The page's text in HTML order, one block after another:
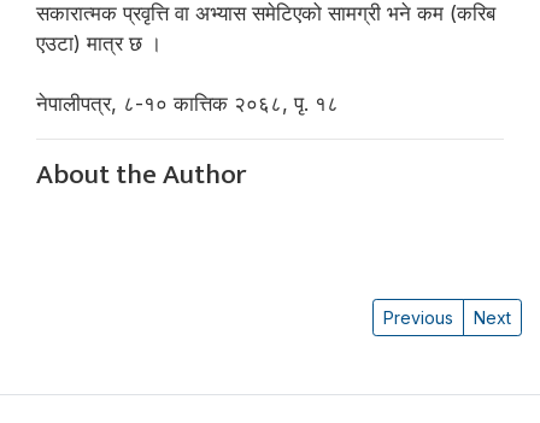
सकारात्मक प्रवृत्ति वा अभ्यास समेटिएको सामग्री भने कम (करिब
एउटा) मात्र छ ।
नेपालीपत्र, ८-१० कात्तिक २०६८, पृ. १८
About the Author
Previous Next